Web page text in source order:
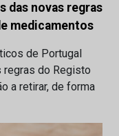
das novas regras
medicamentos
de Portugal
do Registo
a retirar, de forma